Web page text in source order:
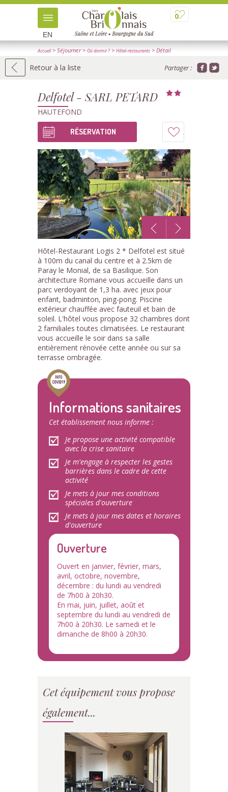
0
EN
Accueil> Séjourner> Où dormir ? > Hôtel-restaurants > Détail
Retour à la liste Partager :
Delfotel - SARL PETARD
HAUTEFOND
à
mon
carnet
RÉSERVATION
1 /26
Hôtel-Restaurant Logis 2 * Delfotel est situé
à 100m du canal du centre et à 2.5km de
Paray le Monial, de sa Basilique. Son
architecture Romane vous accueille dans un
parc verdoyant de 1,3 ha. avec jeux pour
enfant, badminton, ping-pong. Piscine
extérieur chauffée avec fauteuil et bain de
soleil. L'hôtel vous propose 32 chambres dont
2 familiales toutes climatisées. Le restaurant
vous accueille le soir dans sa salle
entièrement rénovée cette année ou sur sa
terrasse ombragée.
Informations sanitaires
Cet établissement nous informe :
Je propose une activité compatible
avec la crise sanitaire
Je m'engage à respecter les gestes
barrières dans le cadre de cette
activité
Je mets à jour mes conditions
spéciales d'ouverture
Je mets à jour mes dates et horaires
d'ouverture
Ouverture
Ouvert en janvier, février, mars,
avril, octobre, novembre,
décembre : du lundi au vendredi
de 7h00 à 20h30.
En mai, juin, juillet, août et
septembre du lundi au vendredi de
7h00 à 20h30. Le samedi et le
dimanche de 8h00 à 20h30.
Cet équipement vous propose
également...